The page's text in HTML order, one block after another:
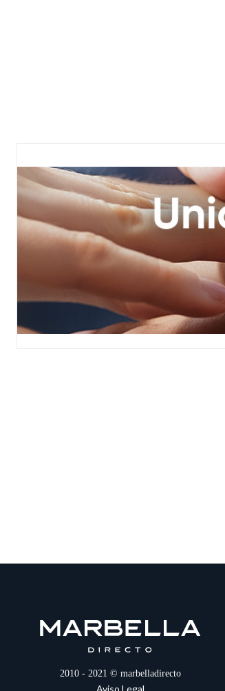
2010 - 2021 © marbelladirecto
Aviso Legal